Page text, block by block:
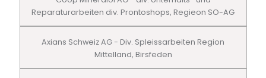
Reparaturarbeiten div. Prontoshops, Regieon SO-AG
Axians Schweiz AG - Div. Spleissarbeiten Region
Mittelland, Birsfeden